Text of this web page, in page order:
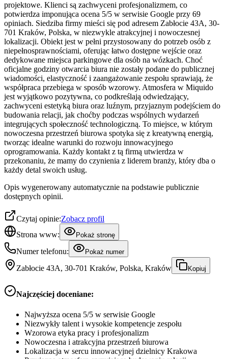
projektowe. Klienci są zachwyceni profesjonalizmem, co
potwierdza imponująca ocena 5/5 w serwisie Google przy 69
opiniach. Siedziba firmy mieści się pod adresem Zabłocie 43A, 30-
701 Kraków, Polska, w niezwykle atrakcyjnej i nowoczesnej
lokalizacji. Obiekt jest w pełni przystosowany do potrzeb osób z
niepełnosprawnościami, oferując łatwo dostępne wejście oraz
dedykowane miejsca parkingowe dla osób na wózkach. Choć
oficjalne godziny otwarcia biura nie zostały podane do publicznej
wiadomości, elastyczność i zaangażowanie zespołu sprawiają, że
współpraca przebiega w sposób wzorowy. Atmosfera w Miquido
jest wyjątkowo pozytywna, co podkreślają odwiedzający,
zachwyceni estetyką biura oraz luźnym, przyjaznym podejściem do
budowania relacji, jak choćby podczas wspólnych wydarzeń
integrujących społeczność technologiczną. To miejsce, w którym
nowoczesna przestrzeń biurowa spotyka się z kreatywną energią,
tworząc idealne warunki do rozwoju innowacyjnego
oprogramowania. Każdy kontakt z tą firmą utwierdza w
przekonaniu, że mamy do czynienia z liderem branży, który dba o
każdy detal swoich usług.
Opis wygenerowany automatycznie na podstawie publicznie
dostępnych opinii.
Czytaj opinie:Zobacz profil
Strona www:
Pokaż stronę
Numer telefonu: Pokaż numer
Zabłocie 43A, 30-701 Kraków, Polska, Kraków Kopiuj
Najczęściej doceniane:
Najwyższa ocena 5/5 w serwisie Google
Niezwykły talent i wysokie kompetencje zespołu
Wzorowa etyka pracy i profesjonalizm
Nowoczesna i atrakcyjna przestrzeń biurowa
Lokalizacja w sercu innowacyjnej dzielnicy Krakowa